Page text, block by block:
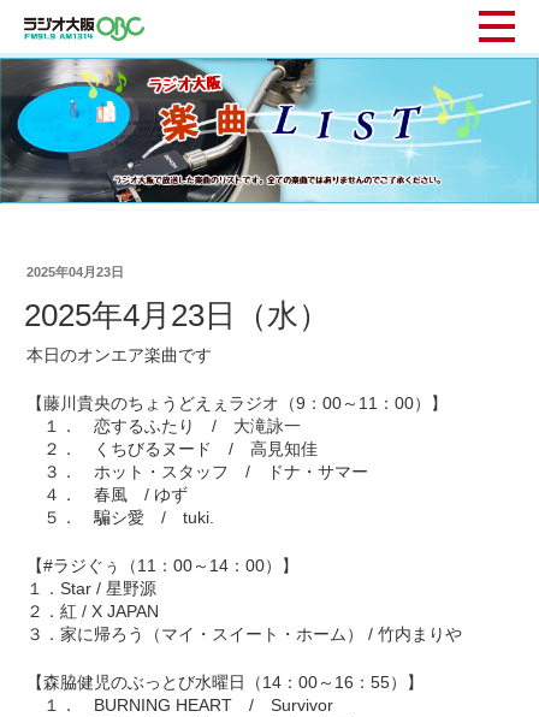
2025年04月23日
2025年4月23日（水）
本日のオンエア楽曲です
【藤川貴央のちょうどえぇラジオ（9：00～11：00）】
１． 恋するふたり / 大滝詠一
２． くちびるヌード / 高見知佳
３． ホット・スタッフ / ドナ・サマー
４． 春風 / ゆず
５． 騙シ愛 / tuki.
【#ラジぐぅ（11：00～14：00）】
１．Star / 星野源
２．紅 / X JAPAN
３．家に帰ろう（マイ・スイート・ホーム） / 竹内まりや
【森脇健児のぶっとび水曜日（14：00～16：55）】
１． BURNING HEART / Survivor